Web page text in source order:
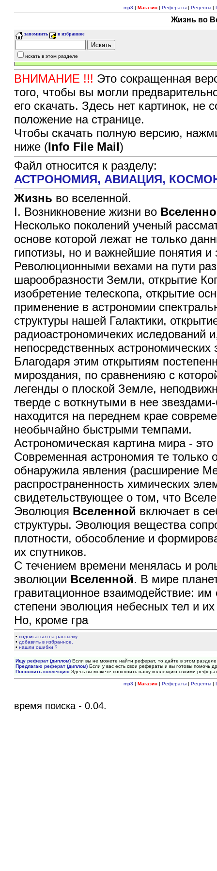
mp3 | Магазин| Рефераты| Рецепты|
Жизнь во
запомнить в избранное
искать в этом разделе
ВНИМАНИЕ !!! Это сокращенная
того, чтобы вы могли
его скачать. Здесь нет картинок,
положение на странице.
Чтобы скачать полную версию,
ниже (Info File Mail)
Файл относится к разделу:
АСТРОНОМИЯ, АВИАЦИЯ,
Жизнь во вселенной.
I. Возникновение жизни во
Несколько поколений ученый
основе которой лежат не только
гипотизы, но и важнейшие понятия
Революционными вехами на пути
шарообразности Земли, открытие
изобретение телескопа, открытие
применение в астрономии
структуры нашей Галактики,
радиоастрономичеких иследований
непосредственных
Благодаря этим открытиям
мироздания, по сравненияю с
легенды о плоской Земле,
тверде с воткнутыми в нее
находится на переднем крае
необычайно быстрыми темпами.
Астрономическая картина мира -
Современная астрономия те только
обнаружила явления (расширение
распространенность химических
свидетельствующее о том, что
Эволюция Вселенной включает в
структуры. Эволюция вещества
плотности, обособление и
их спутников.
С течением времени менялась и
эволюции Вселенной. В мире
гравитационное взаимодействие:
степени эволюция небесных тел и
Но, кроме гра
•подписаться на рассылку.
• добавить в избранное.
•нашли ошибки ?
Ищу реферат (диплом) Если вы не можете найти реферат, то дайте в этом
Предлагаю реферат (диплом) Если у вас есть свои рефераты и вы готовы помочь
Пополнить коллекцию Здесь вы можете пополнить нашу коллекцию своими
mp3 | Магазин| Рефераты| Рецепты|
время поиска - 0.04.